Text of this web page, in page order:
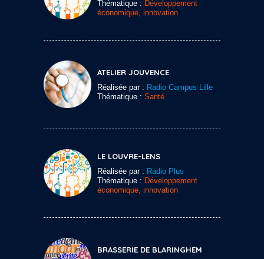
Thématique : Développement
économique, innovation
ATELIER JOUVENCE
Réalisée par : Radio Campus Lille
Thématique : Santé
LE LOUVRE-LENS
Réalisée par : Radio Plus
Thématique : Développement
économique, innovation
BRASSERIE DE BLARINGHEM